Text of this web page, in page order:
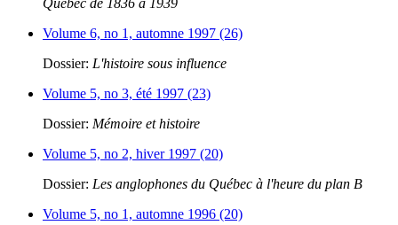
Volume 6, no 1, automne 1997 (26)
Dossier: L'histoire sous influence
Volume 5, no 3, été 1997 (23)
Dossier: Mémoire et histoire
Volume 5, no 2, hiver 1997 (20)
Dossier: Les anglophones du Québec à l'heure du plan B
Volume 5, no 1, automne 1996 (20)